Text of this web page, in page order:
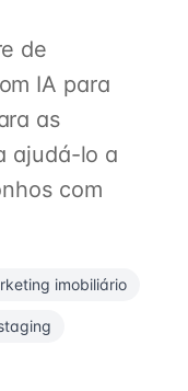
de
IA para
as
ajudá-lo a
com
imobiliário